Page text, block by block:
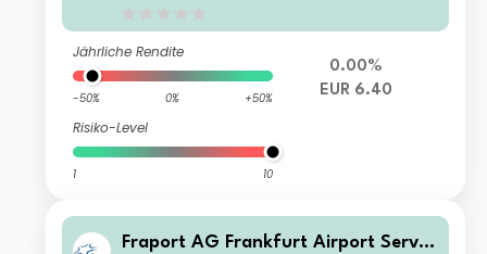
Jährliche Rendite
-50% 0% +50%
Risiko-Level
1 10
0.00%
EUR 6.40
Fraport AG Frankfurt Airport Servic